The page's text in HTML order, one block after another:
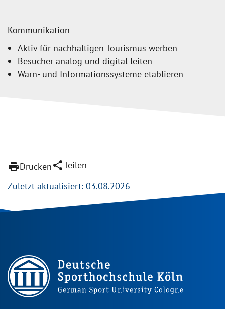
Kommunikation
Aktiv für nachhaltigen Tourismus werben
Besucher analog und digital leiten
Warn- und Informationssysteme etablieren
printDruckenshareTeilen
Zuletzt aktualisiert: 03.08.2026